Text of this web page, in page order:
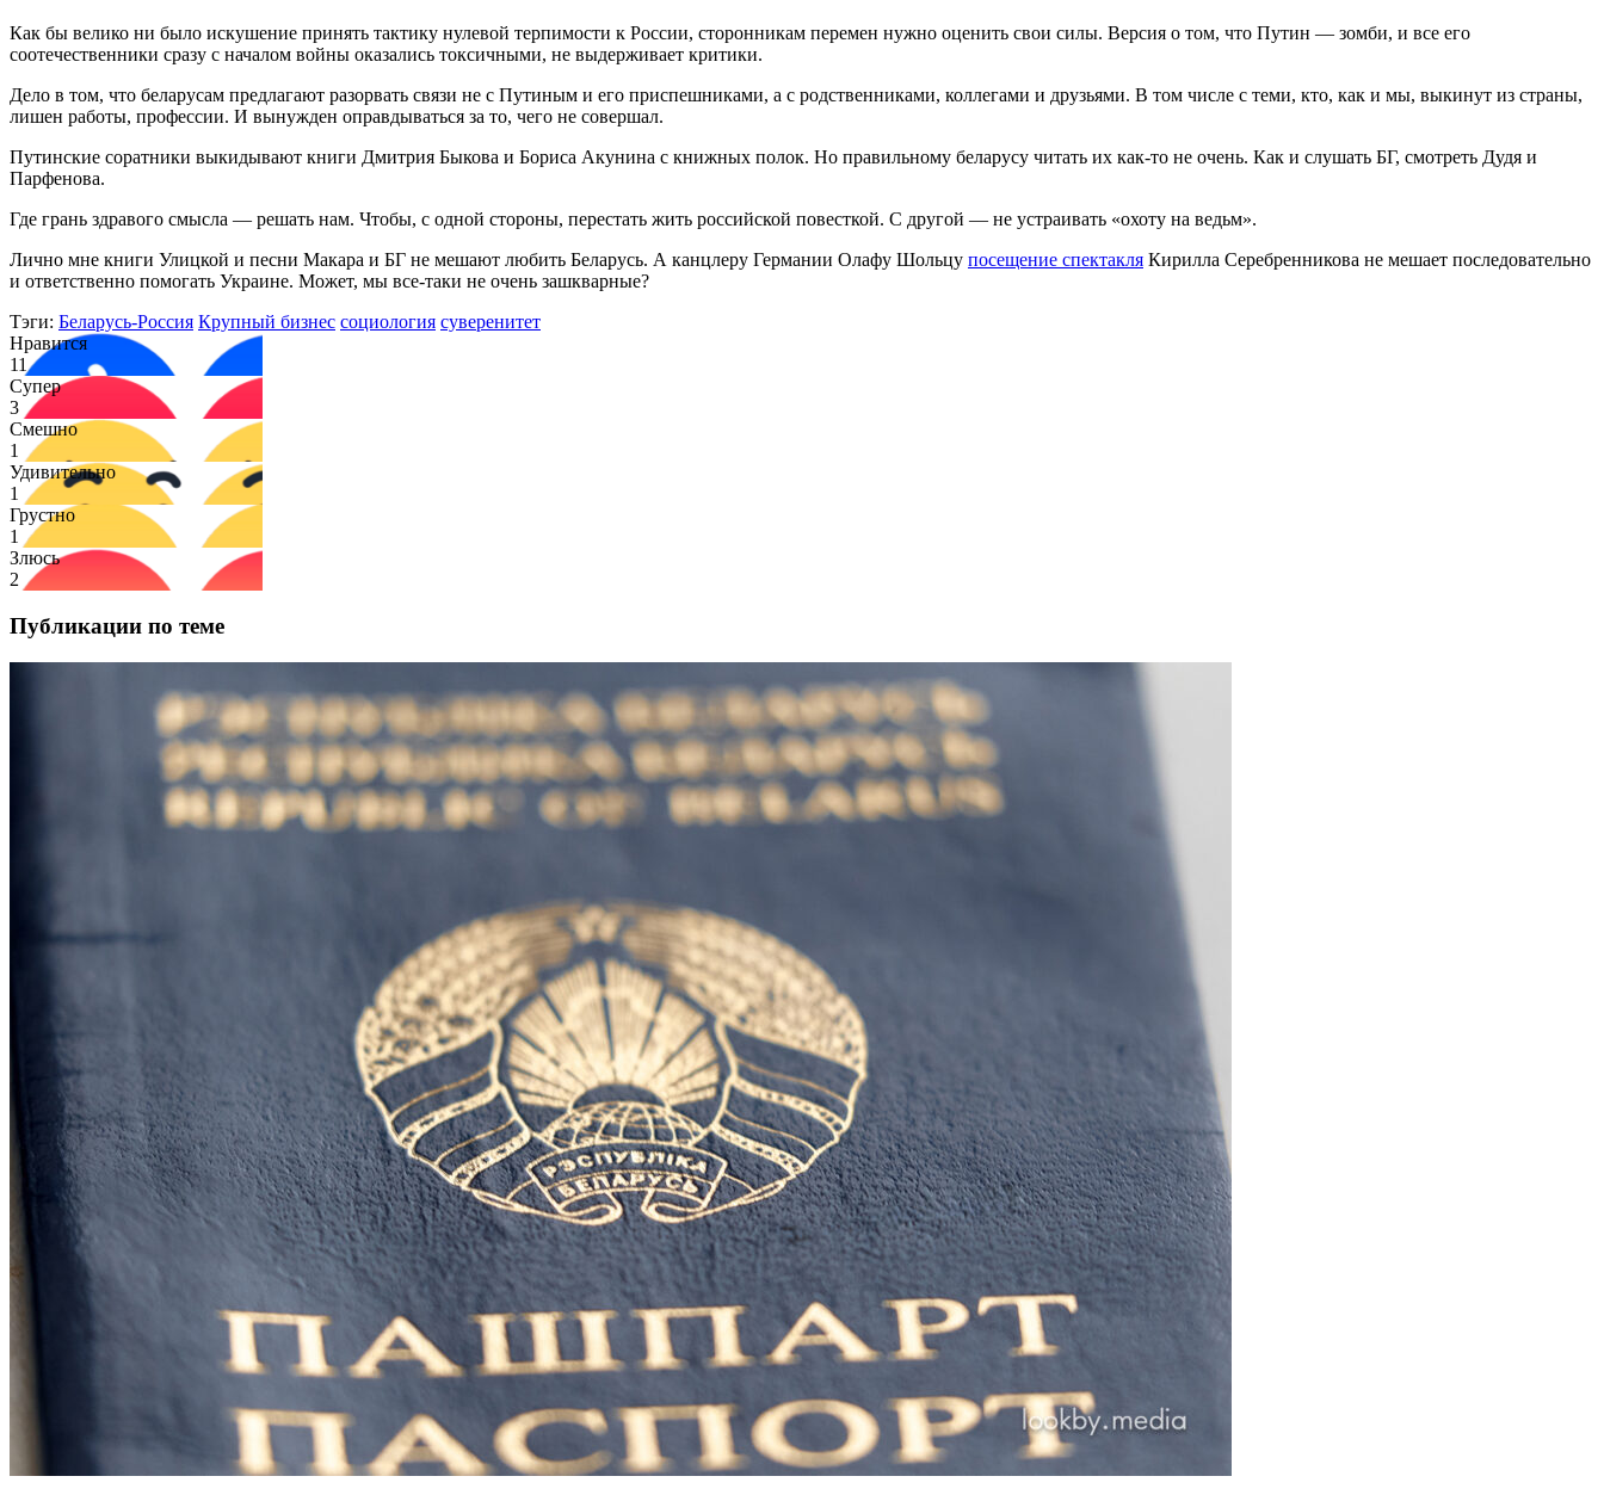
Как бы велико ни было искушение принять тактику нулевой терпимости к России, сторонникам перемен нужно оценить свои силы. Версия о том, что Путин — зомби, и все его
соотечественники сразу с началом войны оказались токсичными, не выдерживает критики.
Дело в том, что беларусам предлагают разорвать связи не с Путиным и его приспешниками, а с родственниками, коллегами и друзьями. В том числе с теми, кто, как и мы, выкинут из страны,
лишен работы, профессии. И вынужден оправдываться за то, чего не совершал.
Путинские соратники выкидывают книги Дмитрия Быкова и Бориса Акунина с книжных полок. Но правильному беларусу читать их как-то не очень. Как и слушать БГ, смотреть Дудя и
Парфенова.
Где грань здравого смысла — решать нам. Чтобы, с одной стороны, перестать жить российской повесткой. С другой — не устраивать «охоту на ведьм».
Лично мне книги Улицкой и песни Макара и БГ не мешают любить Беларусь. А канцлеру Германии Олафу Шольцу посещение спектакля Кирилла Серебренникова не мешает последовательно
и ответственно помогать Украине. Может, мы все-таки не очень зашкварные?
Тэги: Беларусь-Россия Крупный бизнес социология суверенитет
Нравится
11
Супер
3
Смешно
1
Удивительно
1
Грустно
1
Злюсь
2
Публикации по теме